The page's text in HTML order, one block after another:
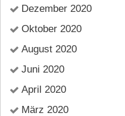
Dezember 2020
Oktober 2020
August 2020
Juni 2020
April 2020
März 2020